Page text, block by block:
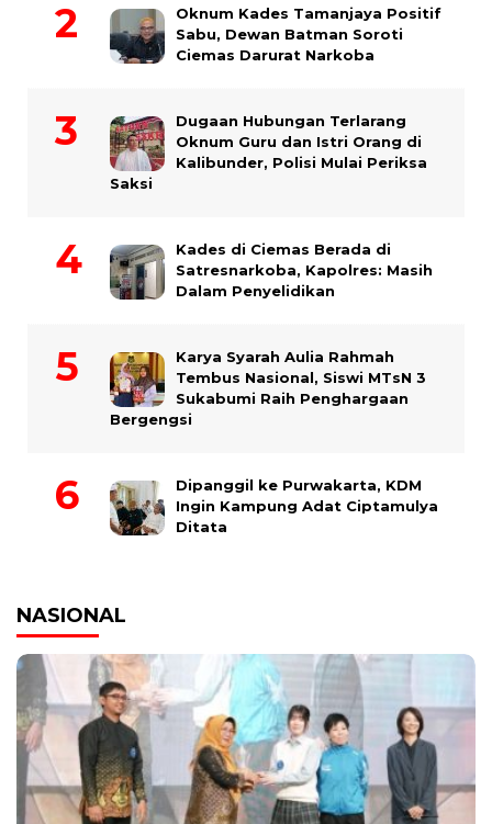
Oknum Kades Tamanjaya Positif
Sabu, Dewan Batman Soroti
Ciemas Darurat Narkoba
Dugaan Hubungan Terlarang
Oknum Guru dan Istri Orang di
Kalibunder, Polisi Mulai Periksa
Saksi
Kades di Ciemas Berada di
Satresnarkoba, Kapolres: Masih
Dalam Penyelidikan
Karya Syarah Aulia Rahmah
Tembus Nasional, Siswi MTsN 3
Sukabumi Raih Penghargaan
Bergengsi
Dipanggil ke Purwakarta, KDM
Ingin Kampung Adat Ciptamulya
Ditata
NASIONAL